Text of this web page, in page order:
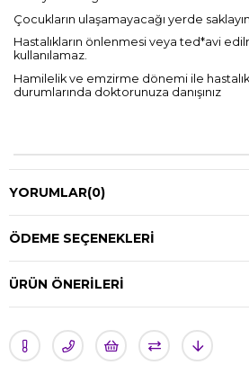
Çocukların ulaşamayacağı yerde
Hastalıkların önlenmesi veya ted*avi
kullanılamaz.
Hamilelik ve emzirme dönemi ile hastalık
durumlarında doktorunuza danışınız
YORUMLAR(0)
ÖDEME SEÇENEKLERI
ÜRÜN ÖNERILERI